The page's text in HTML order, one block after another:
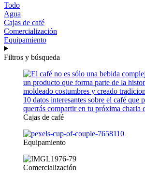
Todo
Agua
Cajas de café
Comercialización
Equipamiento
Filtros y búsqueda
Cajas de café
Equipamiento
Comercialización